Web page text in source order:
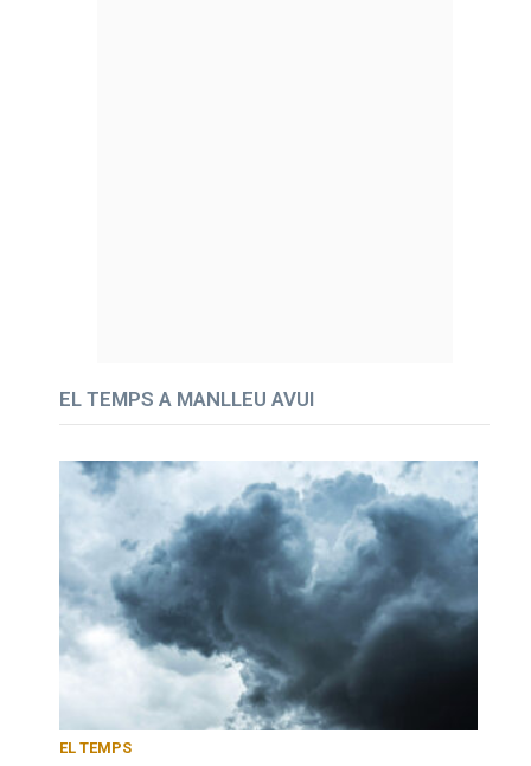
EL TEMPS A MANLLEU AVUI
EL TEMPS